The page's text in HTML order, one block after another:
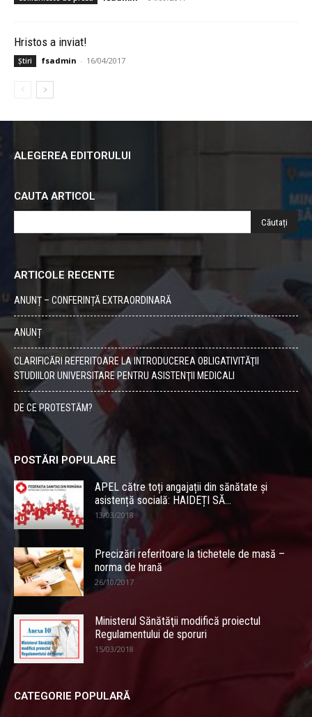
Hristos a inviat!
Știri fsadmin - 16/04/2017
ALEGEREA EDITORULUI
CAUTA ARTICOL
ARTICOLE RECENTE
ANUNȚ – CONFERINȚĂ EXTRAORDINARĂ
ANUNȚ
CLARIFICĂRI REFERITOARE LA INTRODUCEREA OBLIGATIVITĂŢII
STUDIILOR UNIVERSITARE PENTRU ASISTENŢII MEDICALI
DE CE PROTESTĂM?
POSTĂRI POPULARE
APEL către toți angajații din sănătate și
asistență socială: HAIDEȚI SĂ...
13/03/2018
Precizări referitoare la tichetele de masă –
norma de hrană
26/10/2017
Ministerul Sănătăţii modifică proiectul
Regulamentului de sporuri
15/03/2018
CATEGORIE POPULARĂ